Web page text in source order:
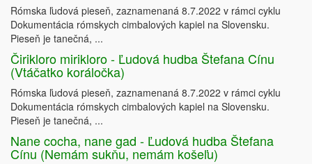
Rómska ľudová pieseň, zaznamenaná 8.7.2022 v rámci cyklu
Dokumentácia rómskych cimbalových kapiel na Slovensku.
Pieseň je tanečná, ...
Čirikloro mirikloro - Ľudová hudba Štefana Cínu
(Vtáčatko koráločka)
Rómska ľudová pieseň, zaznamenaná 8.7.2022 v rámci cyklu
Dokumentácia rómskych cimbalových kapiel na Slovensku.
Pieseň je tanečná, ...
Nane cocha, nane gad - Ľudová hudba Štefana
Cínu (Nemám sukňu, nemám košeľu)